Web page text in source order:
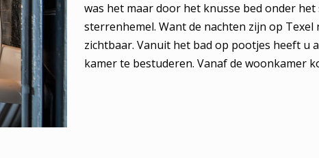
was het maar door het knusse bed onder
sterrenhemel. Want de nachten zijn op
zichtbaar. Vanuit het bad op pootjes heeft u
kamer te bestuderen. Vanaf de woonkamer